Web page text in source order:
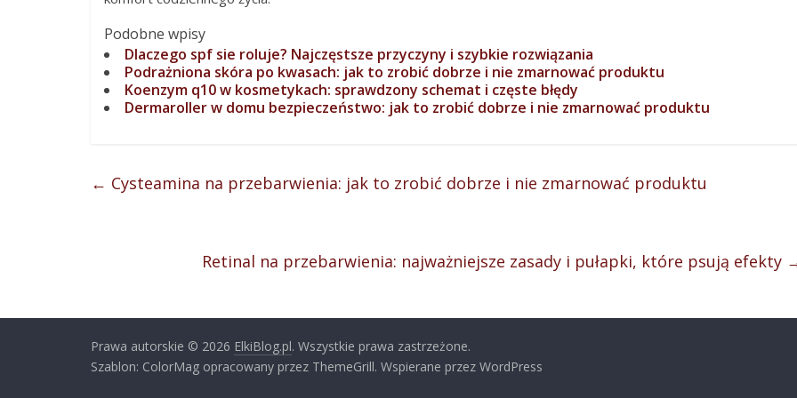
Podobne wpisy
Dlaczego spf sie roluje? Najczęstsze przyczyny i szybkie rozwiązania
Podrażniona skóra po kwasach: jak to zrobić dobrze i nie zmarnować produktu
Koenzym q10 w kosmetykach: sprawdzony schemat i częste błędy
Dermaroller w domu bezpieczeństwo: jak to zrobić dobrze i nie zmarnować produktu
← Cysteamina na przebarwienia: jak to zrobić dobrze i nie zmarnować produktu
Retinal na przebarwienia: najważniejsze zasady i pułapki, które psują efekty
Prawa autorskie © 2026 ElkiBlog.pl. Wszystkie prawa zastrzeżone.
Szablon: ColorMag opracowany przez ThemeGrill. Wspierane przez WordPress